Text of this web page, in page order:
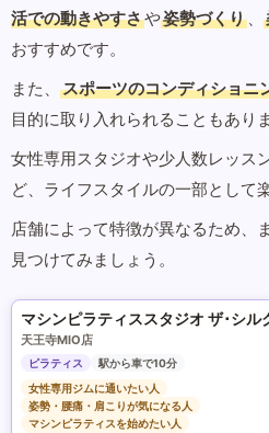
活での動きやすさや姿勢づくり 、
おすすめです。
また、
スポーツのコンディショニ
目的に取り入れられることもありま
女性専用スタジオや少人数レッス
ど、ライフスタイルの一部として
店舗によって特徴が異なるため、
見つけてみましょう。
天王寺MIO店
ピラティス
駅から車で10分
女性専用ジムに通いたい人
姿勢・腰痛・肩こりが気になる人
マシンピラティスを始めたい人